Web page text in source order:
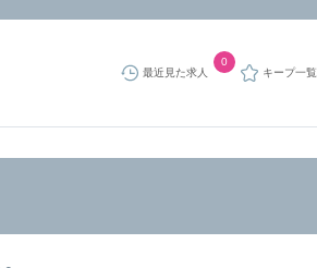
最近見た求人
0
キープ一覧